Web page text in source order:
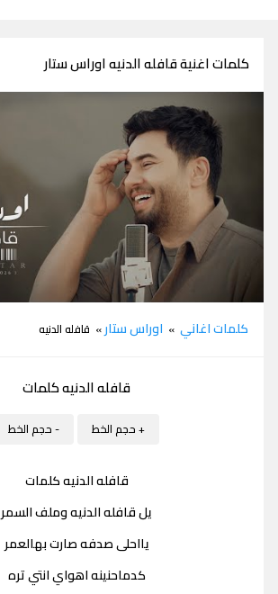
كلمات اغنية قافله الدنيه اوراس ستار
كلمات اغاني » اوراس ستار» قافله الدنيه
قافله الدنيه كلمات
+ حجم الخط - حجم الخط
قافله الدنيه كلمات
يل قافله الدنيه وملف السمر
يااحلى صدفه صارت بهالعمر
كدماحنينه اهواي انتي تره